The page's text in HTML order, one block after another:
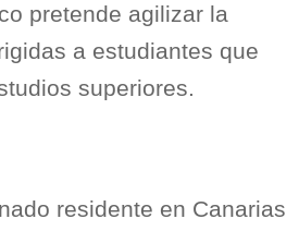
pretende agilizar la
a estudiantes que
superiores.
residente en Canarias